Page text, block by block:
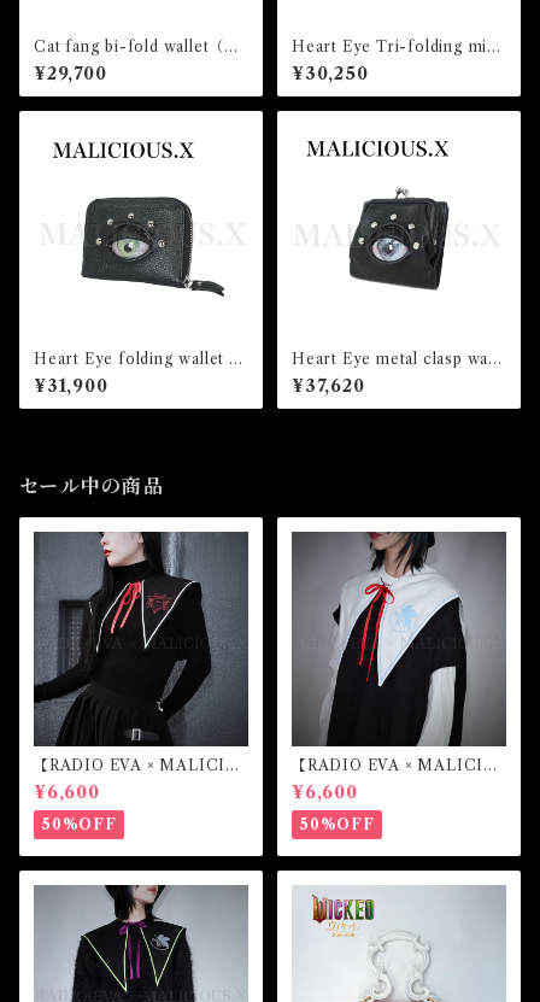
Cat fang bi-fold wallet（mi
ni)Black
¥29,700
Heart Eye Tri-folding mini
wallet(Light Violet) /Violet
¥30,250
Heart Eye folding wallet /l
ce Green
¥31,900
Heart Eye metal clasp wall
et /Gray
¥37,620
セール中の商品
【RADIO EVA × MALICIO
US.X】Sailor collar （第4の
使徒）
¥6,600
50%OFF
【RADIO EVA × MALICIO
US.X】Sailor collar （綾波
レイ）
¥6,600
50%OFF